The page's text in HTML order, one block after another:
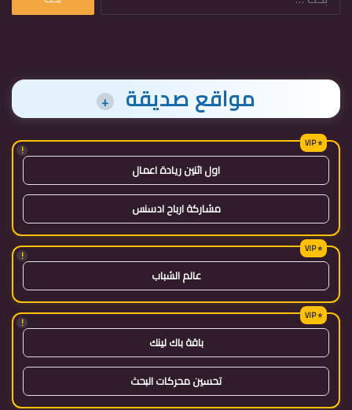
مواقع صديقة +
!
اول اثنين ريادة اعمال
مشاركة ارباح ادسنس
!
عالم الشباب
!
باقة باك لينك
تحسين محركات البحث